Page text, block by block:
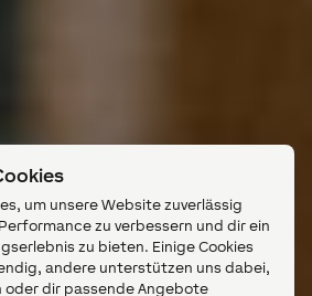
um unsere Website zuverlässig
zu verbessern und dir ein
zu bieten. Einige Cookies
andere unterstützen uns dabei,
oder dir passende Angebote